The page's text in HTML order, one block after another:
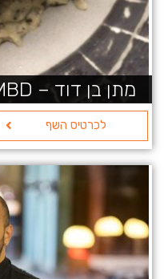
מתן בן דוד – MBD
לכרטיס השף